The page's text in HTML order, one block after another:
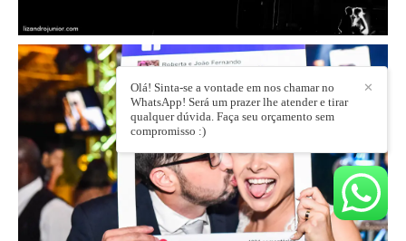
✕
Olá! Sinta-se a vontade em nos chamar no
WhatsApp! Será um prazer lhe atender e tirar
qualquer dúvida. Faça seu orçamento sem
compromisso :)